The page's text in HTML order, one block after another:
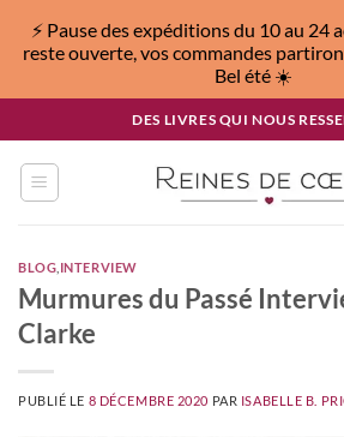
au
contenu
DES LIVRES QUI NOUS
BLOG INTERVIEW
Murmures du Passé
Clarke
PUBLIÉ LE 8 DÉCEMBRE 2020 PAR ISABELLE B.
⚡️ Pause des expéditions du 10 au 24
reste ouverte, vos commandes
Bel été ☀️